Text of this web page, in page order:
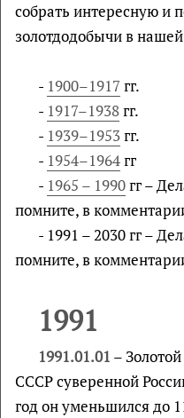
собрать интересную и
золотдодобычи в
- 1900–1917 гг.
- 1917–1938гг.
- 1939–1953гг.
- 1954–1964гг
- 1965 – 1990гг –
помните, в
- 1991 – 2030 гг –
помните, в
1991
1991.01.01 –
СССР суверенной
год он уменьшился до